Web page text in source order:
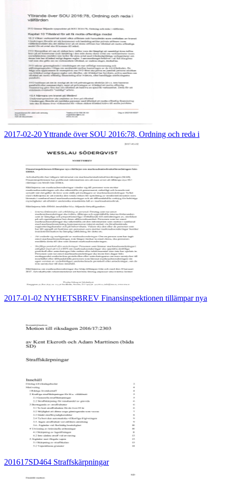
2017-02-20 Yttrande över SOU 2016:78, Ordning och reda i
2017-01-02 NYHETSBREV Finansinspektionen tillämpar nya
201617SD464 Straffskärpningar